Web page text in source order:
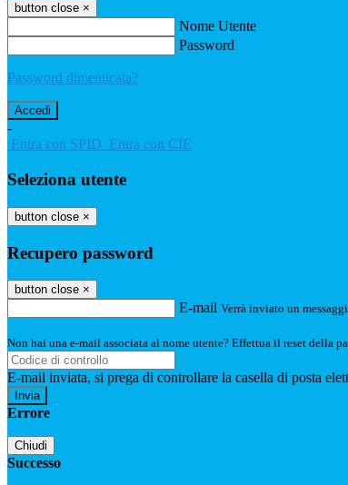
button close ×
Nome Utente
Password
Password dimenticata?
-
Entra con SPID Entra con CIE
Seleziona utente
button close ×
Recupero password
button close ×
E-mail Verrà inviato un
Non hai una e-mail associata al nome utente? Effettua il reset della
E-mail inviata, si prega di controllare la casella di posta
Errore
Chiudi
Successo